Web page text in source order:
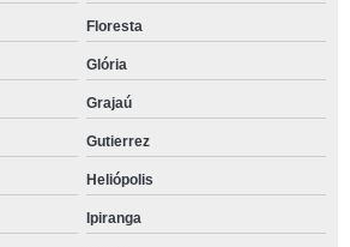
Floresta
Glória
Grajaú
Gutierrez
Heliópolis
Ipiranga